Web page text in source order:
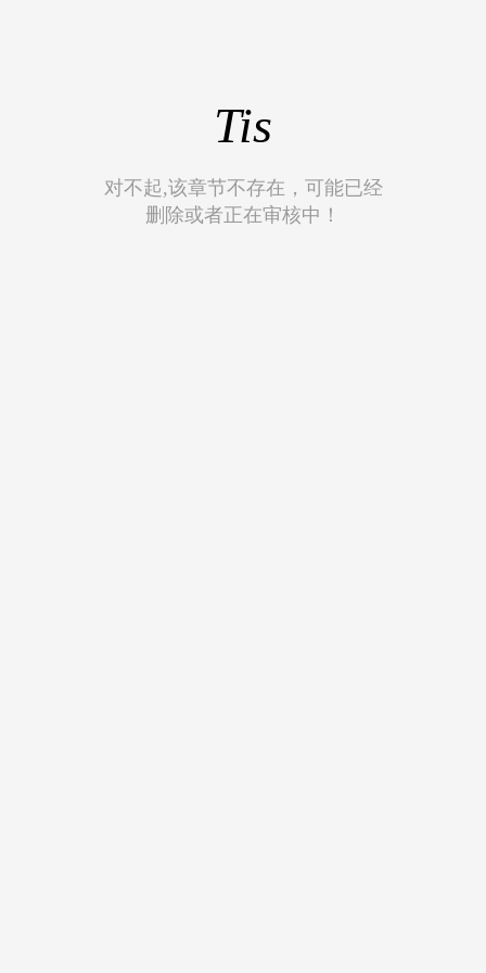
Tis
对不起,该章节不存在，可能已经
删除或者正在审核中！